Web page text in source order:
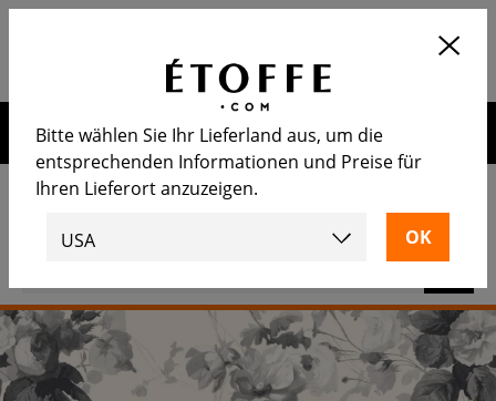
Calculez le nombre de rouleaux
nécessaire
OUVRIR
für unseren Newsletter anmelden
Bitte wählen Sie Ihr Lieferland aus, um die
entsprechenden Informationen und Preise für
Ihren Lieferort anzuzeigen.